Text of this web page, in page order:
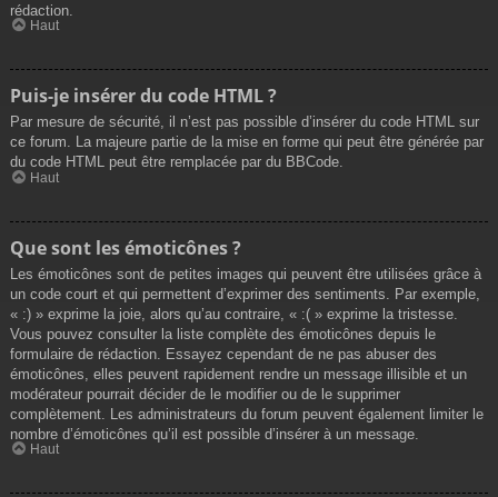
rédaction.
Haut
Puis-je insérer du code HTML ?
Par mesure de sécurité, il n’est pas possible d’insérer du code HTML sur
ce forum. La majeure partie de la mise en forme qui peut être générée par
du code HTML peut être remplacée par du BBCode.
Haut
Que sont les émoticônes ?
Les émoticônes sont de petites images qui peuvent être utilisées grâce à
un code court et qui permettent d’exprimer des sentiments. Par exemple,
« :) » exprime la joie, alors qu’au contraire, « :( » exprime la tristesse.
Vous pouvez consulter la liste complète des émoticônes depuis le
formulaire de rédaction. Essayez cependant de ne pas abuser des
émoticônes, elles peuvent rapidement rendre un message illisible et un
modérateur pourrait décider de le modifier ou de le supprimer
complètement. Les administrateurs du forum peuvent également limiter le
nombre d’émoticônes qu’il est possible d’insérer à un message.
Haut